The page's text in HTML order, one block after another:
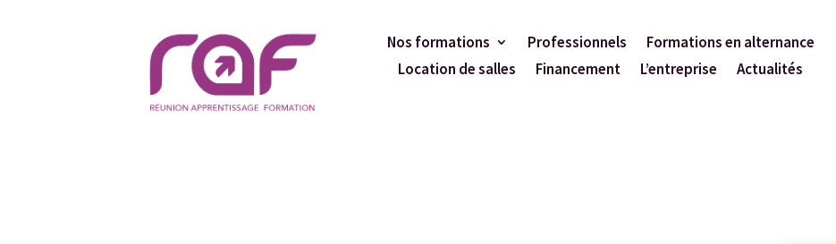
Nos formations Professionnels
Formations en alternance
Location de salles
Financement L’entreprise Actualités